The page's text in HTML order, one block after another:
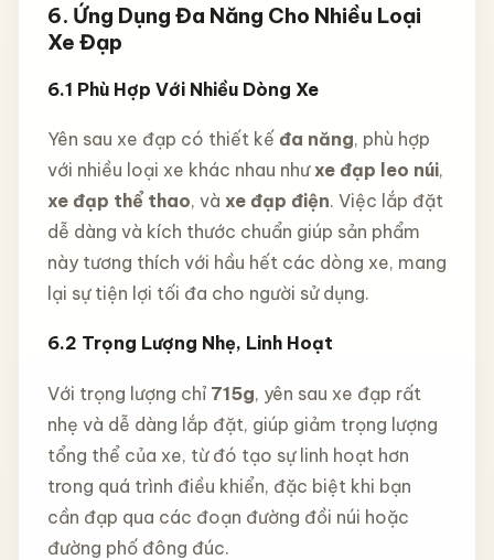
6. Ứng Dụng Đa Năng Cho Nhiều Loại
Xe Đạp
6.1 Phù Hợp Với Nhiều Dòng Xe
Yên sau xe đạp có thiết kế đa năng, phù hợp
với nhiều loại xe khác nhau như xe đạp leo núi,
xe đạp thể thao, và xe đạp điện. Việc lắp đặt
dễ dàng và kích thước chuẩn giúp sản phẩm
này tương thích với hầu hết các dòng xe, mang
lại sự tiện lợi tối đa cho người sử dụng.
6.2 Trọng Lượng Nhẹ, Linh Hoạt
Với trọng lượng chỉ 715g, yên sau xe đạp rất
nhẹ và dễ dàng lắp đặt, giúp giảm trọng lượng
tổng thể của xe, từ đó tạo sự linh hoạt hơn
trong quá trình điều khiển, đặc biệt khi bạn
cần đạp qua các đoạn đường đồi núi hoặc
đường phố đông đúc.